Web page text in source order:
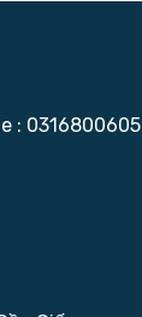
: 0316800605